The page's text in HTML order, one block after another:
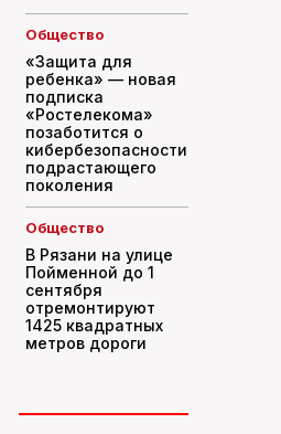
Общество
«Защита для
ребенка» — новая
подписка
«Ростелекома»
позаботится о
кибербезопасности
подрастающего
поколения
Общество
В Рязани на улице
Пойменной до 1
сентября
отремонтируют
1425 квадратных
метров дороги